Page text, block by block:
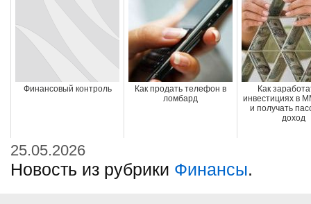
Финансовый контроль
Как продать телефон в
ломбард
Как
инвестициях в
и получать
доход
25.05.2026
Новость из рубрики Финансы.